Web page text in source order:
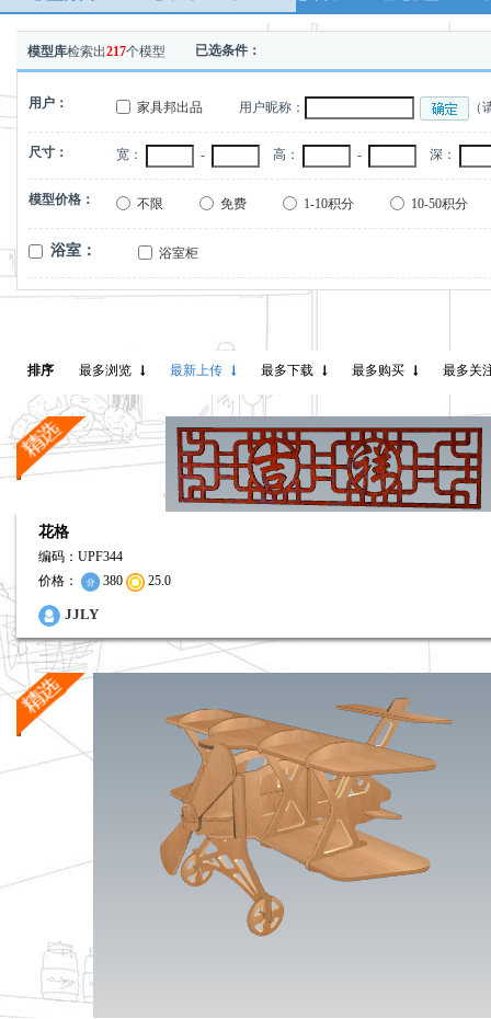
模型库检索出217个模型 已选条件：
用户： 家具邦出品 用户昵称：
尺寸： 宽： - 高： - 深：
模型价格： 不限 免费 1-10积分 10-50积分
浴室： 浴室柜
排序 最多浏览 最新上传 最多下载 最多购买 最多关
花格
编码：UPF344
价格：
380 25.0
JJLY